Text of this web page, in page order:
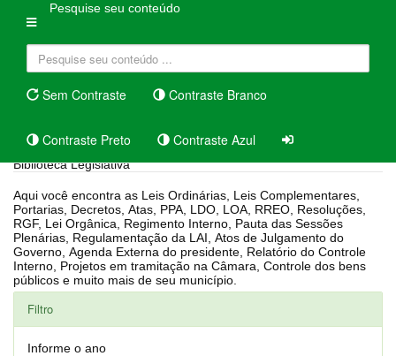
Pesquise seu conteúdo
Sem Contraste Contraste Branco
Contraste Preto Contraste Azul
Biblioteca Legislativa
Aqui você encontra as Leis Ordinárias, Leis Complementares,
Portarias, Decretos, Atas, PPA, LDO, LOA, RREO, Resoluções,
RGF, Lei Orgânica, Regimento Interno, Pauta das Sessões
Plenárias, Regulamentação da LAI, Atos de Julgamento do
Governo, Agenda Externa do presidente, Relatório do Controle
Interno, Projetos em tramitação na Câmara, Controle dos bens
públicos e muito mais de seu município.
Filtro
Informe o ano